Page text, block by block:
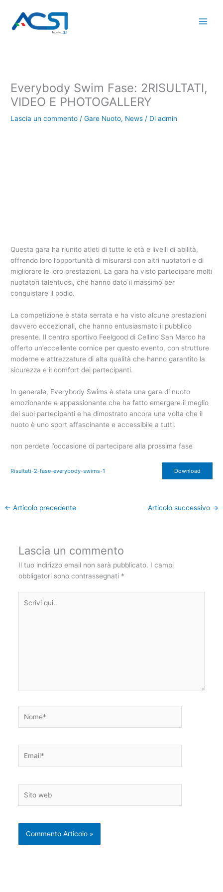
contenuto
Everybody Swim Fase: 2RISULTATI,
VIDEO E PHOTOGALLERY
Lascia un commento /Gare Nuoto, News / Diadmin
Questa gara ha riunito atleti di tutte le età e livelli di abilità,
offrendo loro l’opportunità di misurarsi con altri nuotatori e di
migliorare le loro prestazioni. La gara ha visto partecipare molti
nuotatori talentuosi, che hanno dato il massimo per
conquistare il podio.
La competizione è stata serrata e ha visto alcune prestazioni
davvero eccezionali, che hanno entusiasmato il pubblico
presente. Il centro sportivo Feelgood di Cellino San Marco ha
offerto un’eccellente cornice per questo evento, con strutture
moderne e attrezzature di alta qualità che hanno garantito la
sicurezza e il comfort dei partecipanti.
In generale, Everybody Swims è stata una gara di nuoto
emozionante e appassionante che ha fatto emergere il meglio
dei suoi partecipanti e ha dimostrato ancora una volta che il
nuoto è uno sport affascinante e accessibile a tutti.
non perdete l’occasione di partecipare alla prossima fase
Risultati-2-fase-everybody-swims-1 Download
← Articolo precedente Articolo successivo →
Lascia un commento
Il tuo indirizzo email non sarà pubblicato. I campi
obbligatori sono contrassegnati *
qui..
web